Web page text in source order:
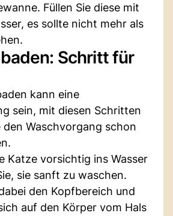
Füllen Sie diese mit
es sollte nicht mehr als
Schritt für
kann eine
sein, mit diesen Schritten
Waschvorgang schon
Katze vorsichtig ins Wasser
sie sanft zu waschen.
den Kopfbereich und
auf den Körper vom Hals